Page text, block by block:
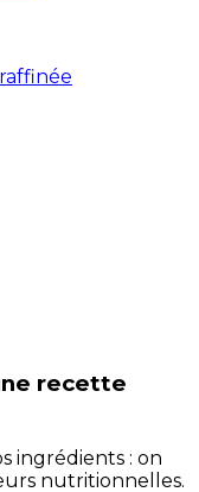
recette
ingrédients : on
nutritionnelles.